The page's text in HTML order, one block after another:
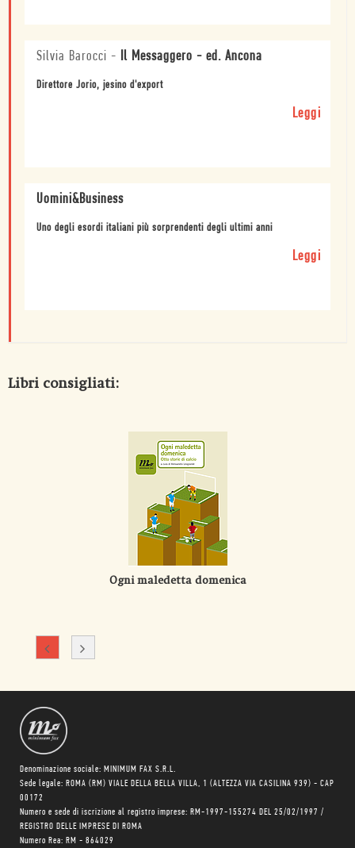
Silvia Barocci - Il Messaggero - ed. Ancona
Direttore Jorio, jesino d'export
Leggi
Uomini&Business
Uno degli esordi italiani più sorprendenti degli ultimi anni
Leggi
Libri consigliati:
Ogni maledetta domenica
Denominazione sociale: MINIMUM FAX S.R.L.
Sede legale: ROMA (RM) VIALE DELLA BELLA VILLA, 1 (ALTEZZA VIA CASILINA 939) - CAP
00172
Numero e sede di iscrizione al registro imprese: RM-1997-155274 DEL 25/02/1997 /
REGISTRO DELLE IMPRESE DI ROMA
Numero Rea: RM - 864029